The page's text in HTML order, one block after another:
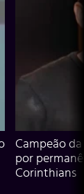
Campeão
por
Corinthians